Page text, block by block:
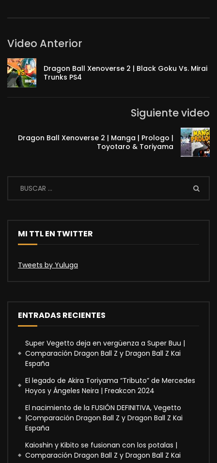
Video Anterior
Dragon Ball Xenoverse 2 | Black Goku Vs. Mirai
Trunks PS4
Siguiente video
Dragon Ball Xenoverse 2 | Manga | Prologo |
Toyotaro & Toriyama
MI TTL EN TWITTER
Tweets by Yuluga
ENTRADAS RECIENTES
Super Vegetto deja en vergüenza a Super Buu |
Comparación Dragon Ball Z y Dragon Ball Z Kai
España
El legado de Akira Toriyama “Tributo” de Mercedes
Hoyos y Ángeles Neira | Freakcon 2024
El nacimiento de la FUSIÓN DEFINITIVA, Vegetto
|Comparación Dragon Ball Z y Dragon Ball Z Kai
España
Kaioshin y Kibito se fusionan con los potalas |
Comparación Dragon Ball Z y Dragon Ball Z Kai